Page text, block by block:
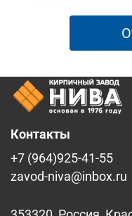
Контакты
+7 (964)925-41-55
zavod-niva@inbox.ru